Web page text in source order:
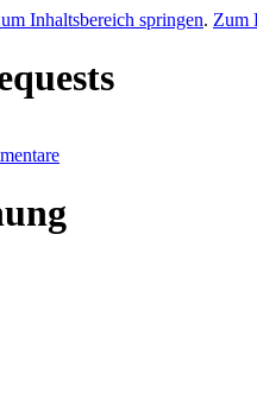
Inhaltsbereich springen. Zum